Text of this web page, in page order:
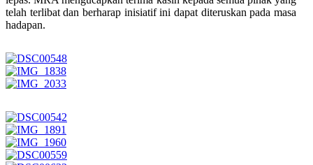
telah terlibat dan berharap inisiatif ini dapat diteruskan pada masa
hadapan.